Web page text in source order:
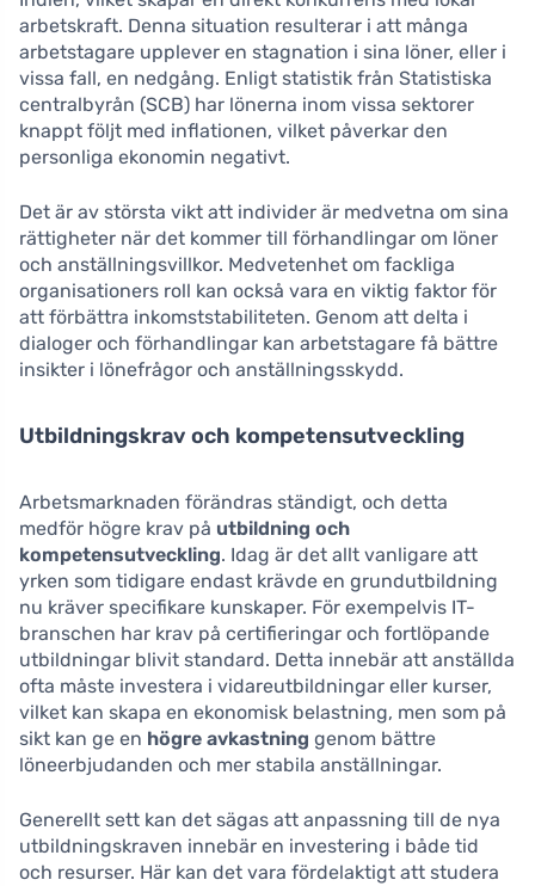
arbetskraft. Denna situation resulterar i att många
arbetstagare upplever en stagnation i sina löner, eller i
vissa fall, en nedgång. Enligt statistik från Statistiska
centralbyrån (SCB) har lönerna inom vissa sektorer
knappt följt med inflationen, vilket påverkar den
personliga ekonomin negativt.
Det är av största vikt att individer är medvetna om sina
rättigheter när det kommer till förhandlingar om löner
och anställningsvillkor. Medvetenhet om fackliga
organisationers roll kan också vara en viktig faktor för
att förbättra inkomststabiliteten. Genom att delta i
dialoger och förhandlingar kan arbetstagare få bättre
insikter i lönefrågor och anställningsskydd.
Utbildningskrav och kompetensutveckling
Arbetsmarknaden förändras ständigt, och detta
medför högre krav på utbildning och
kompetensutveckling. Idag är det allt vanligare att
yrken som tidigare endast krävde en grundutbildning
nu kräver specifikare kunskaper. För exempelvis IT-
branschen har krav på certifieringar och fortlöpande
utbildningar blivit standard. Detta innebär att anställda
ofta måste investera i vidareutbildningar eller kurser,
vilket kan skapa en ekonomisk belastning, men som på
sikt kan ge en högre avkastning genom bättre
löneerbjudanden och mer stabila anställningar.
Generellt sett kan det sägas att anpassning till de nya
utbildningskraven innebär en investering i både tid
och resurser. Här kan det vara fördelaktigt att studera